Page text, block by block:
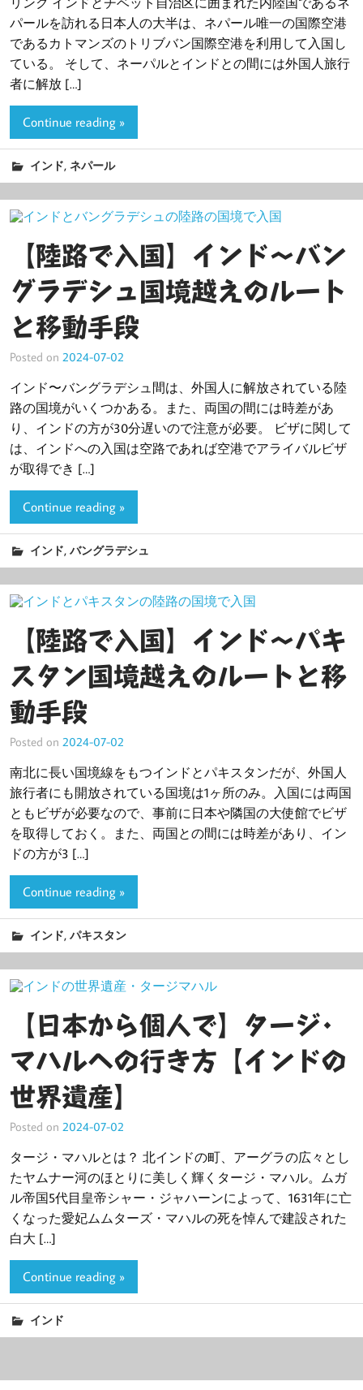
パールを訪れる日本人の大半は、ネパール唯一の国際空港
であるカトマンズのトリブバン国際空港を利用して入国し
ている。 そして、ネーパルとインドとの間には外国人旅行
者に解放 […]
Continue reading »
インド,ネパール
【陸路で入国】インド〜バン
グラデシュ国境越えのルート
と移動手段
Posted on 2024-07-02
インド〜バングラデシュ間は、外国人に解放されている陸
路の国境がいくつかある。また、両国の間には時差があ
り、インドの方が30分遅いので注意が必要。 ビザに関して
は、インドへの入国は空路であれば空港でアライバルビザ
が取得でき […]
Continue reading »
インド,バングラデシュ
【陸路で入国】インド〜パキ
スタン国境越えのルートと移
動手段
Posted on 2024-07-02
南北に長い国境線をもつインドとパキスタンだが、外国人
旅行者にも開放されている国境は1ヶ所のみ。入国には両国
ともビザが必要なので、事前に日本や隣国の大使館でビザ
を取得しておく。また、両国との間には時差があり、イン
ドの方が3 […]
Continue reading »
インド,パキスタン
【日本から個人で】タージ･
マハルへの行き方【インドの
世界遺産】
Posted on 2024-07-02
タージ・マハルとは？ 北インドの町、アーグラの広々とし
たヤムナー河のほとりに美しく輝くタージ・マハル。ムガ
ル帝国5代目皇帝シャー・ジャハーンによって、1631年に亡
くなった愛妃ムムターズ・マハルの死を悼んで建設された
白大 […]
Continue reading »
インド